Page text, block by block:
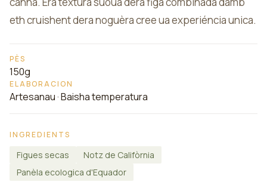
eth cruishent dera noguèra cree ua experiéncia unica.
PÈS
150g
ELABORACION
Artesanau · Baisha temperatura
INGREDIENTS
Figues secas
Notz de Califòrnia
Panèla ecologica d'Equador